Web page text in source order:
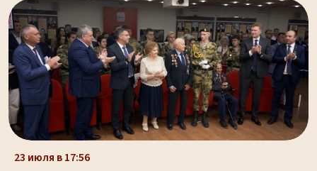
23 июля в 17:56